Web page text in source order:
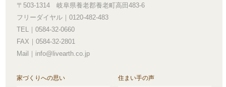
〒503-1314 岐阜県養老郡養老町高田483-6
フリーダイヤル｜0120-482-483
TEL｜0584-32-0660
FAX｜0584-32-2801
Mail｜info@livearth.co.jp
家づくりへの思い 住まい手の声